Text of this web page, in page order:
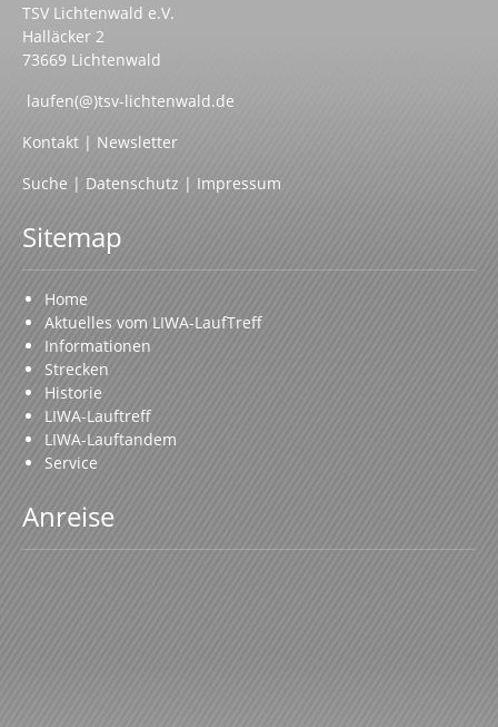
TSV Lichtenwald e.V.
Halläcker 2
73669 Lichtenwald
laufen(@)tsv-lichtenwald.de
Kontakt | Newsletter
Suche | Datenschutz | Impressum
Sitemap
Home
Aktuelles vom LIWA-LaufTreff
Informationen
Strecken
Historie
LIWA-Lauftreff
LIWA-Lauftandem
Service
Anreise